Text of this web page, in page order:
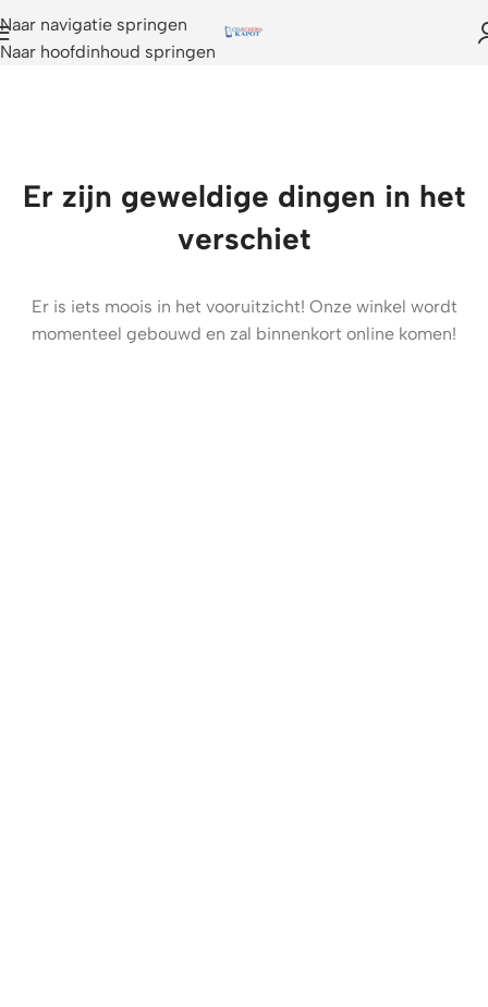
Naar navigatie springen
Naar hoofdinhoud springen
Er zijn geweldige dingen in het
verschiet
Er is iets moois in het vooruitzicht! Onze winkel wordt
momenteel gebouwd en zal binnenkort online komen!